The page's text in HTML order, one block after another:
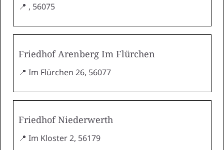
📍 , 56075
Friedhof Arenberg Im Flürchen
📍 Im Flürchen 26, 56077
Friedhof Niederwerth
📍 Im Kloster 2, 56179